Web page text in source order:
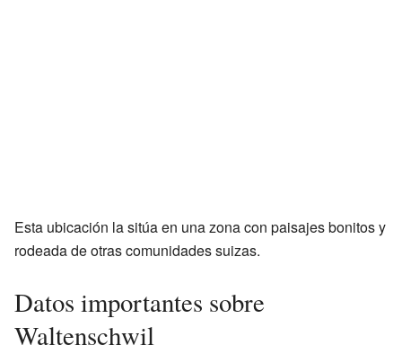
Esta ubicación la sitúa en una zona con paisajes bonitos y
rodeada de otras comunidades suizas.
Datos importantes sobre
Waltenschwil